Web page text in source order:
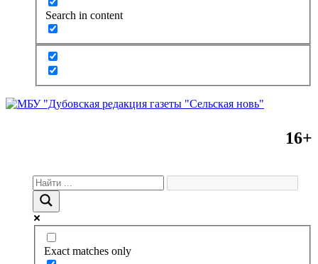
Search in content
16+
Exact matches only